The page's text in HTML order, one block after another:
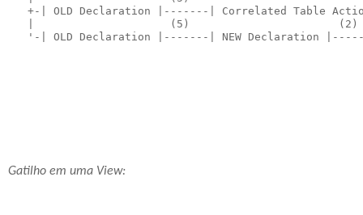
+-| OLD Declaration |-------| Correlated Table
|                     (5)
'-| OLD Declaration |-------| NEW Declaration
Gatilho em uma View: